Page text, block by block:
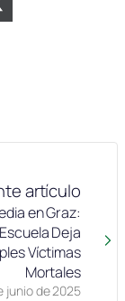
Compartir
en
X
(Twitter)
artículo
junio de 2025
en Graz:
Deja
Víctimas
Mortales